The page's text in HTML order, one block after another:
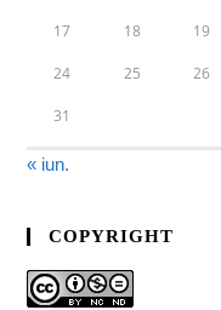
17 18 19
24 25 26
31
« iun.
COPYRIGHT